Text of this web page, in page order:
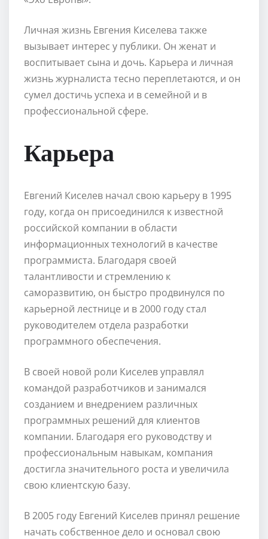
Личная жизнь Евгения Киселева также
вызывает интерес у публики. Он женат и
воспитывает сына и дочь. Карьера и личная
жизнь журналиста тесно переплетаются, и он
сумел достичь успеха и в семейной и в
профессиональной сфере.
Карьера
Евгений Киселев начал свою карьеру в 1995
году, когда он присоединился к известной
российской компании в области
информационных технологий в качестве
программиста. Благодаря своей
талантливости и стремлению к
саморазвитию, он быстро продвинулся по
карьерной лестнице и в 2000 году стал
руководителем отдела разработки
программного обеспечения.
В своей новой роли Киселев управлял
командой разработчиков и занимался
созданием и внедрением различных
программных решений для клиентов
компании. Благодаря его руководству и
профессиональным навыкам, компания
достигла значительного роста и увеличила
свою клиентскую базу.
В 2005 году Евгений Киселев принял решение
начать собственное дело и основал свою